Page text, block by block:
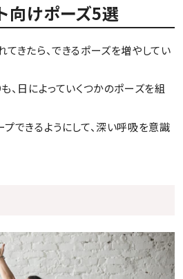
向けポーズ5選
きたら、できるポーズを増やしてい
、日によっていくつかのポーズを組
できるようにして、深い呼吸を意識